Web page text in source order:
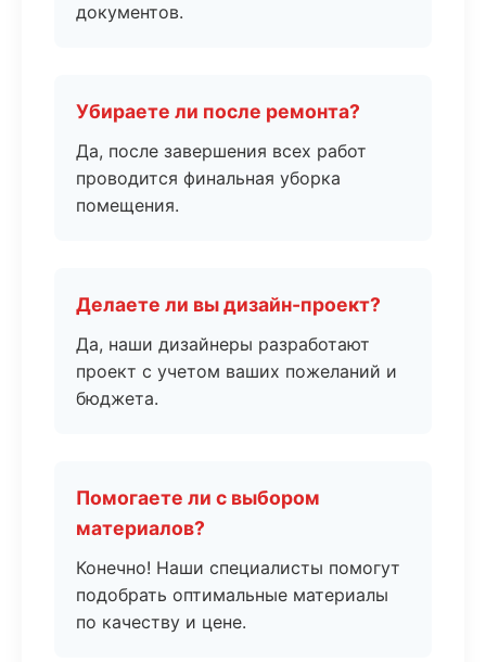
документов.
Убираете ли после ремонта?
Да, после завершения всех работ
проводится финальная уборка
помещения.
Делаете ли вы дизайн-проект?
Да, наши дизайнеры разработают
проект с учетом ваших пожеланий и
бюджета.
Помогаете ли с выбором
материалов?
Конечно! Наши специалисты помогут
подобрать оптимальные материалы
по качеству и цене.